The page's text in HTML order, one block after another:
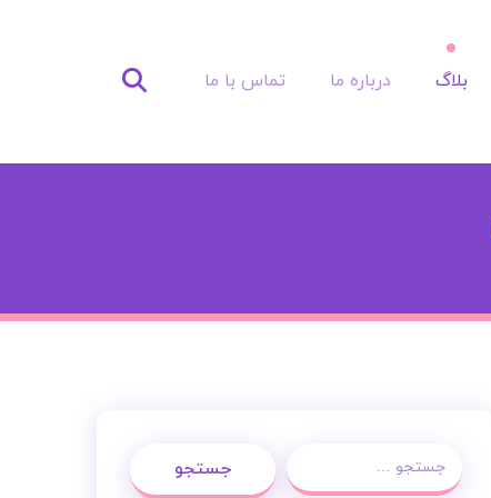
بلاگ درباره ما تماس با ما
جستجو